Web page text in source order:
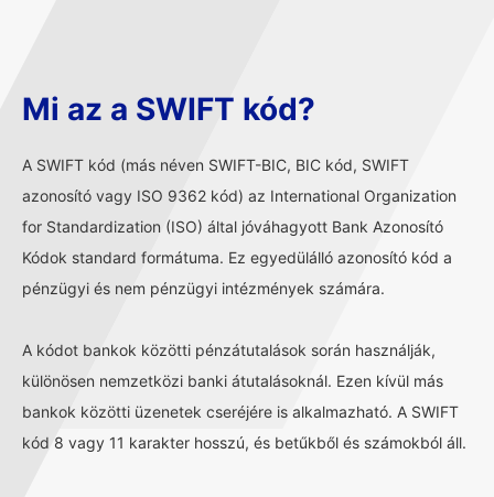
Mi az a SWIFT kód?
A SWIFT kód (más néven SWIFT-BIC, BIC kód, SWIFT
azonosító vagy ISO 9362 kód) az International Organization
for Standardization (ISO) által jóváhagyott Bank Azonosító
Kódok standard formátuma. Ez egyedülálló azonosító kód a
pénzügyi és nem pénzügyi intézmények számára.
A kódot bankok közötti pénzátutalások során használják,
különösen nemzetközi banki átutalásoknál. Ezen kívül más
bankok közötti üzenetek cseréjére is alkalmazható. A SWIFT
kód 8 vagy 11 karakter hosszú, és betűkből és számokból áll.